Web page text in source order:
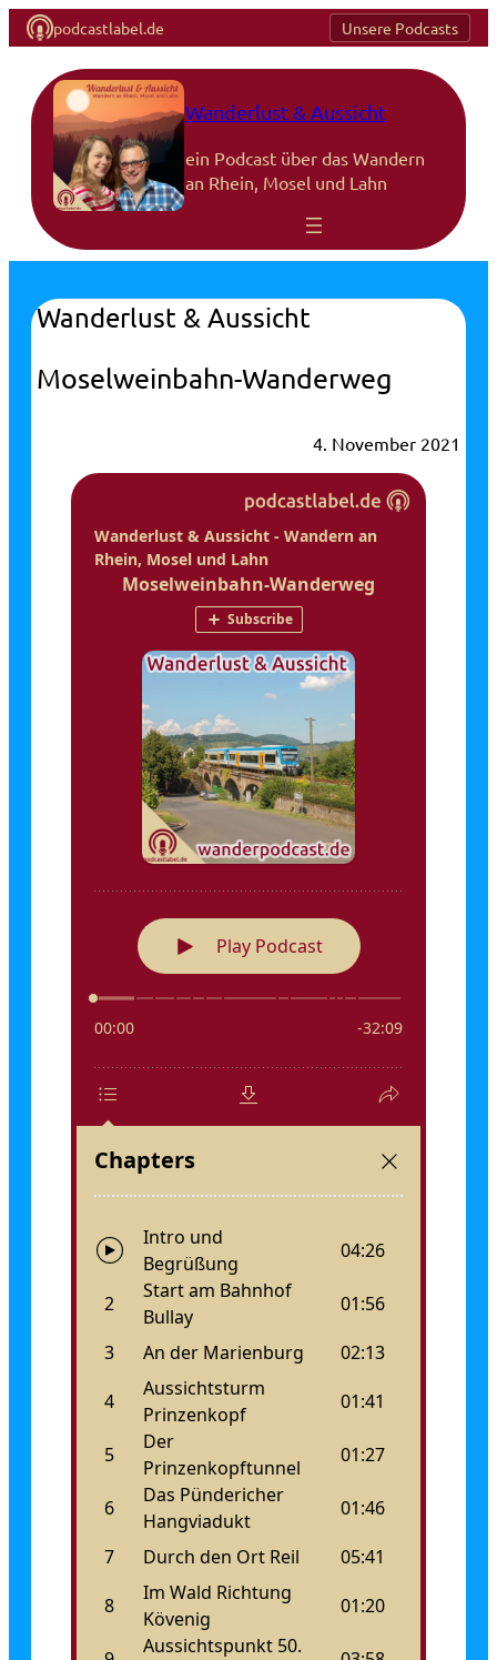
podcastlabel.de Unsere Podcasts
Wanderlust & Aussicht
ein Podcast über das Wandern
an Rhein, Mosel und Lahn
Wanderlust & Aussicht
Moselweinbahn-Wanderweg
4. November 2021